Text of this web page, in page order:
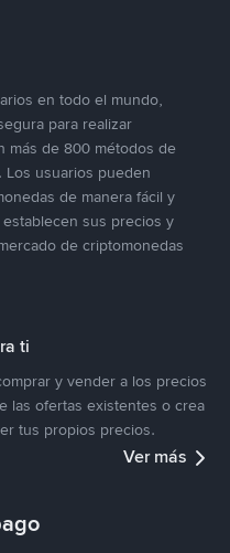
en todo el mundo,
para realizar
más de 800 métodos de
Los usuarios pueden
de manera fácil y
sus precios y
de criptomonedas
ti
y vender a los precios
las ofertas existentes o crea
tus propios precios.
Ver más